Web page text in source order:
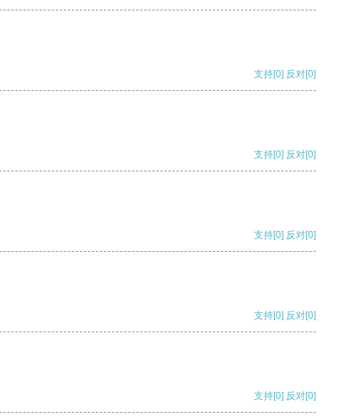
支持[0] 反对[0]
支持[0] 反对[0]
支持[0] 反对[0]
支持[0] 反对[0]
支持[0] 反对[0]